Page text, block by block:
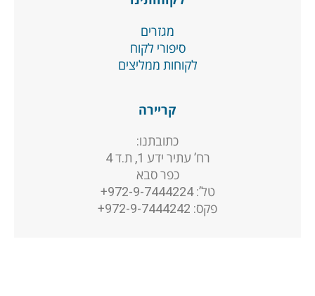
מגזרים
סיפורי לקוח
לקוחות ממליצים
קריירה
כתובתנו:
רח’ עתיר ידע 1, ת.ד 4
כפר סבא
טל’: 972-9-7444224+
פקס: 972-9-7444242+